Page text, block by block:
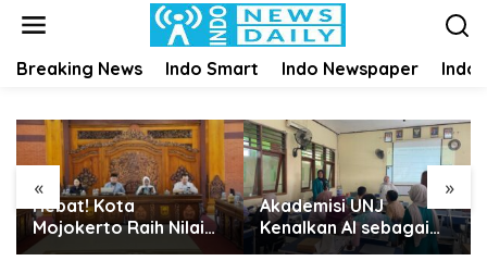
Breaking News Indo Smart Indo Newspaper Indo
« »
Hebat! Kota
Mojokerto Raih Nilai
Sempurna 100 Persen
Akademisi UNJ
Kenalkan AI sebagai
Reflective Feedback